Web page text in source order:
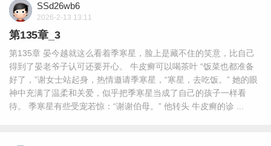
SSd26wb6
2026-2-13 13:11
第135章_3
第135章 晏今越就这么看着季寒星，脸上是藏不住的笑意，比自己
得到了晏老爷子认可还要开心。 牛皮癣可以喝茶叶 “饭菜也都准备
好了，”谢女士站起身，热情邀请季寒星，“寒星，去吃饭。” 她的眼
神中充满了温柔和关爱，似乎把季寒星当成了自己的孩子一样看
待。 季寒星有些受宠若惊：“谢谢伯母。” 他转头 牛皮癣的诊 ...